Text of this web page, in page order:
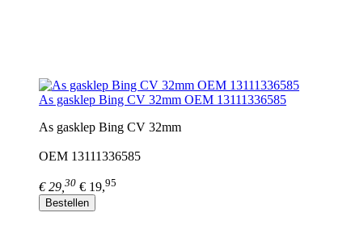
As gasklep Bing CV 32mm OEM 13111336585
As gasklep Bing CV 32mm
OEM 13111336585
€ 29,30 € 19,95
Bestellen